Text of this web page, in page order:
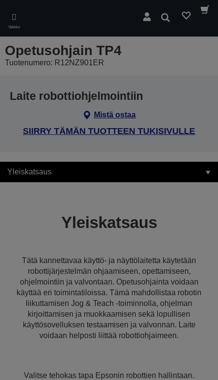
main
content
Valikko
Hae
Opetusohjain TP4
Tuotenumero: R12NZ901ER
Laite robottiohjelmointiin
Mistä ostaa
SIIRRY TÄMÄN TUOTTEEN TUKISIVULLE
Yleiskatsaus
Yleiskatsaus
Tätä kannettavaa käyttö- ja näyttölaitetta käytetään
robottijärjestelmän ohjaamiseen, opettamiseen,
ohjelmointiin ja valvontaan. Opetusohjainta voidaan
käyttää eri toimintatiloissa. Tämä mahdollistaa robotin
liikuttamisen Jog & Teach -toiminnolla, ohjelman
kirjoittamisen ja muokkaamisen sekä lopullisen
käyttösovelluksen testaamisen ja valvonnan. Laite
voidaan helposti liittää robottiohjaimeen.
Valitse tehokas tapa Epsonin robottien hallintaan.